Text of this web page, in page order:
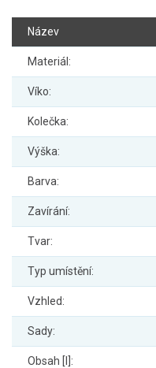
Název
Materiál:
Víko:
Kolečka:
Výška:
Barva:
Zavírání:
Tvar:
Typ umístění:
Vzhled:
Sady:
Obsah [l]: